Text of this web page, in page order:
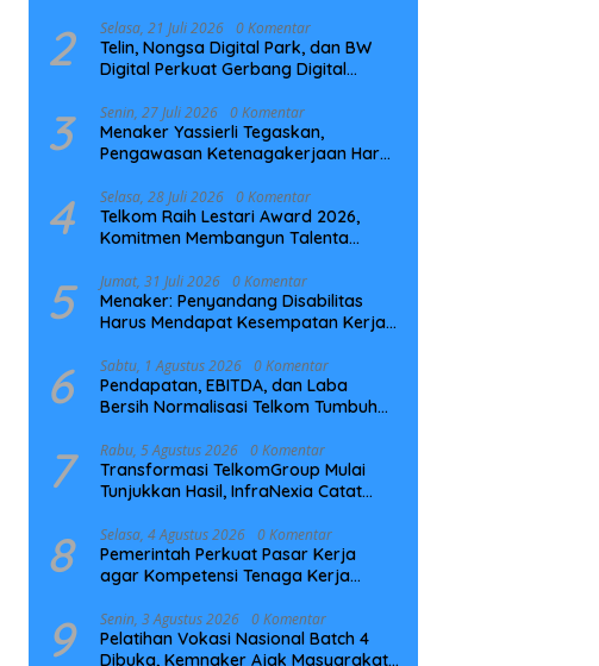
2 Selasa, 21 Juli 2026 0 Komentar
Telin, Nongsa Digital Park, dan BW
Digital Perkuat Gerbang Digital
NCC
3 Senin, 27 Juli 2026 0 Komentar
Menaker Yassierli Tegaskan,
Pengawasan Ketenagakerjaan Harus
4 Selasa, 28 Juli 2026 0 Komentar
Telkom Raih Lestari Award 2026,
Komitmen Membangun Talenta
5 Jumat, 31 Juli 2026 0 Komentar
Menaker: Penyandang Disabilitas
Harus Mendapat Kesempatan Kerja
6 Sabtu, 1 Agustus 2026 0 Komentar
Pendapatan, EBITDA, dan Laba
Bersih Normalisasi Telkom Tumbuh
7 Rabu, 5 Agustus 2026 0 Komentar
Transformasi TelkomGroup Mulai
Tunjukkan Hasil, InfraNexia Catat
Digital Nasional
8 Selasa, 4 Agustus 2026 0 Komentar
Pemerintah Perkuat Pasar Kerja
agar Kompetensi Tenaga Kerja
9 Senin, 3 Agustus 2026 0 Komentar
Pelatihan Vokasi Nasional Batch 4
Dibuka, Kemnaker Ajak Masyarakat